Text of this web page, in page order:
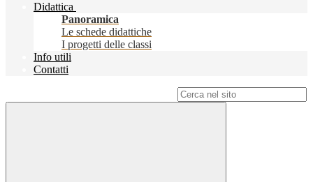
Didattica
Panoramica
Le schede didattiche
I progetti delle classi
Info utili
Contatti